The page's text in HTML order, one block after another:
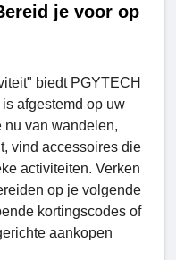
je voor op
biedt PGYTECH
afgestemd op uw
nu van wandelen,
vind accessoires die
activiteiten. Verken
op je volgende
kortingscodes of
aankopen